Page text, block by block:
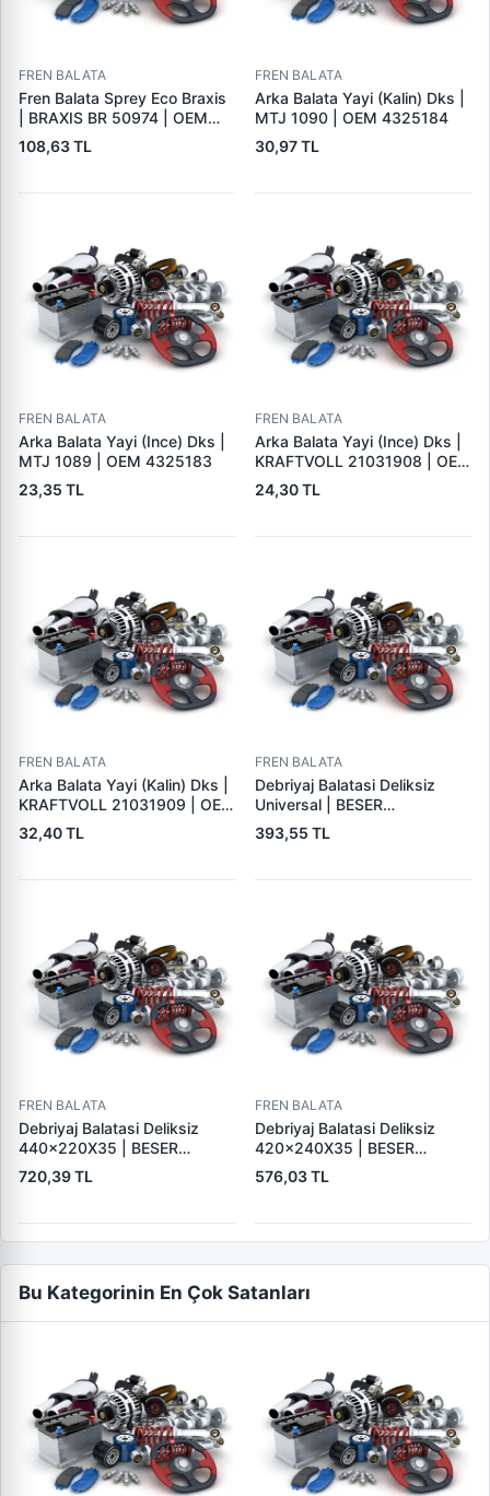
FREN BALATA
Fren Balata Sprey Eco Braxis
| BRAXIS BR 50974 | OEM
BALATA SPREYI
108,63 TL
FREN BALATA
Arka Balata Yayi (Kalin) Dks |
MTJ 1090 | OEM 4325184
30,97 TL
FREN BALATA
Arka Balata Yayi (Ince) Dks |
MTJ 1089 | OEM 4325183
23,35 TL
FREN BALATA
Arka Balata Yayi (Ince) Dks |
KRAFTVOLL 21031908 | OEM
4325183
24,30 TL
FREN BALATA
Arka Balata Yayi (Kalin) Dks |
KRAFTVOLL 21031909 | OEM
4325184
32,40 TL
FREN BALATA
Debriyaj Balatasi Deliksiz
Universal | BESER
325X200X4
393,55 TL
FREN BALATA
Debriyaj Balatasi Deliksiz
440×220X35 | BESER
440X220X35
720,39 TL
FREN BALATA
Debriyaj Balatasi Deliksiz
420×240X35 | BESER
420X240X35
576,03 TL
Bu Kategorinin En Çok Satanları